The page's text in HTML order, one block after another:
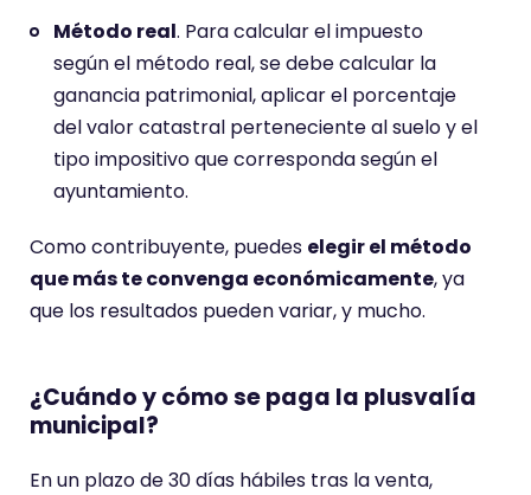
Método real. Para calcular el impuesto
según el método real, se debe calcular la
ganancia patrimonial, aplicar el porcentaje
del valor catastral perteneciente al suelo y el
tipo impositivo que corresponda según el
ayuntamiento.
Como contribuyente, puedes elegir el método
que más te convenga económicamente, ya
que los resultados pueden variar, y mucho.
¿Cuándo y cómo se paga la plusvalía
municipal?
En un plazo de 30 días hábiles tras la venta,